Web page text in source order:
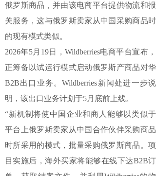
俄罗斯商品，并由该电商平台提供物流和报
关服务，这与俄罗斯卖家从中国采购商品时
的现有模式类似。
2026年5月19日，Wildberries电商平台宣布，
正筹备以试运行模式启动俄罗斯产商品对华
B2B出口业务。Wildberries新闻处进一步说
明，该出口业务计划于5月底前上线。
“新机制将使中国企业和商人能够以类似于
平台上俄罗斯卖家从中国合作伙伴采购商品
时所采用的模式，批量采购俄罗斯商品。项
目实施后，海外买家将能够在线下达B2B订